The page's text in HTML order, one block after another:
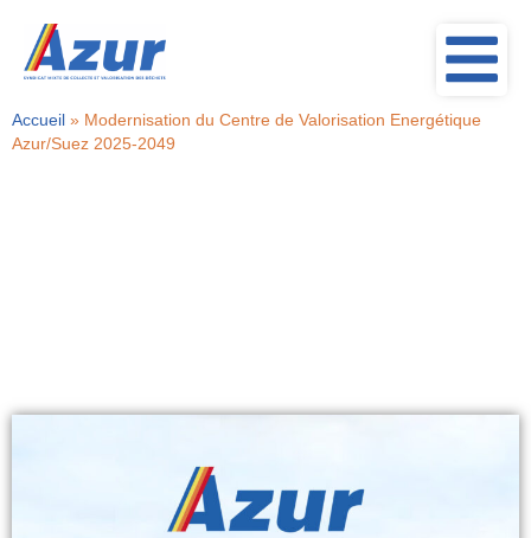
Accueil » Modernisation du Centre de Valorisation Energétique
Azur/Suez 2025-2049